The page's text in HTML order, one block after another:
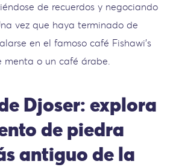
de recuerdos y negociando
vez que haya terminado de
en el famoso café Fishawi's
o un café árabe.
Djoser: explora
de piedra
antiguo de la